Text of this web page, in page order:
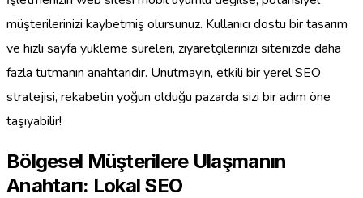
müşterilerinizi kaybetmiş olursunuz. Kullanıcı dostu bir tasarım
ve hızlı sayfa yükleme süreleri, ziyaretçilerinizi sitenizde daha
fazla tutmanın anahtarıdır. Unutmayın, etkili bir yerel SEO
stratejisi, rekabetin yoğun olduğu pazarda sizi bir adım öne
taşıyabilir!
Bölgesel Müşterilere Ulaşmanın
Anahtarı: Lokal SEO